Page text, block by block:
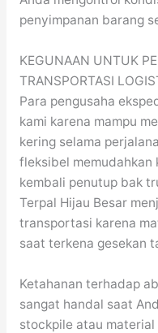
penyimpanan barang
KEGUNAAN UNTUK
TRANSPORTASI
Para pengusaha
kami karena mampu
kering selama
fleksibel memudahkan
kembali penutup bak
Terpal Hijau Besar
transportasi karena
saat terkena gesekan
Ketahanan terhadap
sangat handal saat
stockpile atau